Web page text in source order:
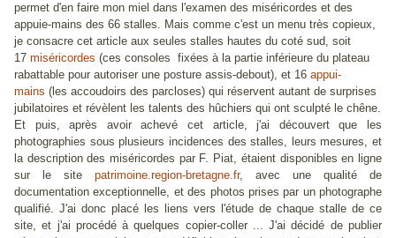
permet d'en faire mon miel dans l'examen des miséricordes et des
appuie-mains des 66 stalles. Mais comme c'est un menu très copieux,
je consacre cet article aux seules stalles hautes du coté sud, soit
17 miséricordes (ces consoles fixées à la partie inférieure du plateau
rabattable pour autoriser une posture assis-debout), et 16 appui-
mains (les accoudoirs des parcloses) qui réservent autant de surprises
jubilatoires et révèlent les talents des hûchiers qui ont sculpté le chêne.
Et puis, après avoir achevé cet article, j'ai découvert que les
photographies sous plusieurs incidences des stalles, leurs mesures, et
la description des miséricordes par F. Piat, étaient disponibles en ligne
sur le site patrimoine.region-bretagne.fr, avec une qualité de
documentation exceptionnelle, et des photos prises par un photographe
qualifié. J'ai donc placé les liens vers l'étude de chaque stalle de ce
site, et j'ai procédé à quelques copier-coller ... J'ai décidé de publier